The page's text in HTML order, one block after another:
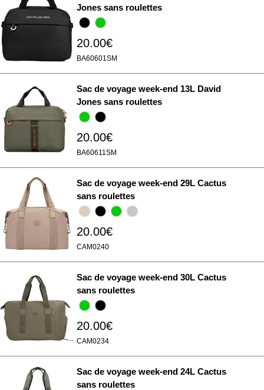
Jones sans roulettes
20.00€
BA60601SM
Sac de voyage week-end 13L David
Jones sans roulettes
20.00€
BA60611SM
Sac de voyage week-end 29L Cactus
sans roulettes
20.00€
CAM0240
Sac de voyage week-end 30L Cactus
sans roulettes
20.00€
CAM0234
Sac de voyage week-end 24L Cactus
sans roulettes